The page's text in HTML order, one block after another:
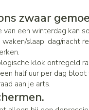
voor mannen
up
allergische en anti
middelen
middelen
zwaar
een winterdag kan
slaap, dag/nacht
klok ontregeld
half uur per dag
aan je arts.